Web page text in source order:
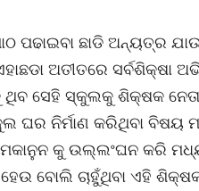
ଛାଡି ଅନ୍ୟତ୍ର
ଅତୀତରେ ସର୍ବଶିକ୍ଷା
ସେହି ସ୍କୁଲକୁ ଶିକ୍ଷକ ନେତା
ଘର ନିର୍ମାଣ କରିଥିବା ବିଷୟ
କୁ ଉଲ୍ଲଂଘନ କରି
ବୋଲି ଚାହୁଁଥିବା ଏହି